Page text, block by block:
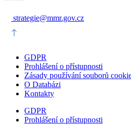
strategie@mmr.gov.cz
GDPR
Prohlášení o přístupnosti
Zásady používání souborů
O Databázi
Kontakty
GDPR
Prohlášení o přístupnosti